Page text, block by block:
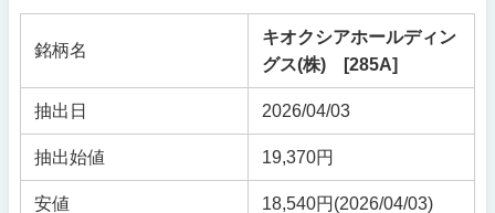
銘柄名
キオクシアホールディン
グス(株) [285A]
抽出日 2026/04/03
抽出始値 19,370円
安値 18,540円 (2026/04/03)